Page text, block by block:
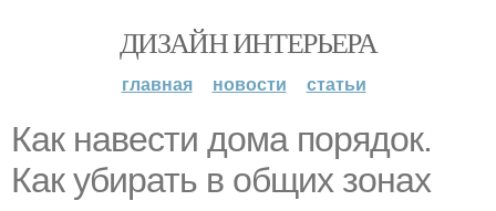
ДИЗАЙН ИНТЕРЬЕРА
главная новости статьи
Как навести дома порядок.
Как убирать в общих зонах